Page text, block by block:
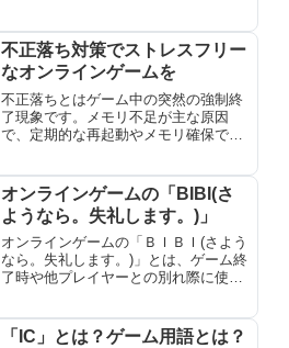
を左右する重要な戦略用語です。CCの
仕組みと対策を解説。
不正落ち対策でストレスフリー
なオンラインゲームを
不正落ちとはゲーム中の突然の強制終
了現象です。メモリ不足が主な原因
で、定期的な再起動やメモリ確保で不
を解説します。
オンラインゲームの「BIBI(さ
ようなら。失礼します。)」
オンラインゲームの「ＢＩＢＩ(さよう
なら。失礼します。)」とは、ゲーム終
了時や他プレイヤーとの別れ際に使う
す。
「IC」とは？ゲーム用語とは？